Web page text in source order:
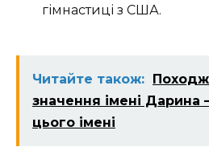
гімнастиці з США.
Читайте також:
значення імені Дарина –
цього імені